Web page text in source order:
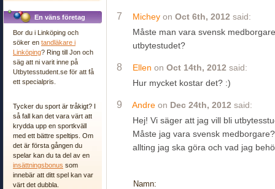
En väns företag
Bor du i Linköping och
söker en tandläkare i
Linköping? Ring till Jon och
säg att ni varit inne på
Utbytesstudent.se för att få
ett specialpris.
Tycker du sport är tråkigt? I
så fall kan det vara värt att
krydda upp en sportkväll
med ett bättre speltips. Om
det är första gången du
spelar kan du ta del av en
insättningsbonus som
innebär att ditt spel kan var
värt det dubbla.
7 Michey on Oct 6th, 2012 said:
Måste man vara svensk
utbytestudet?
8 Ellen on Oct 14th, 2012 said:
Hur mycket kostar det? :)
9 Andre on Dec 24th, 2012 said:
Hej! Vi säger att jag vill bli
Måste jag vara svensk
allting jag ska göra och vad jag
Namn: